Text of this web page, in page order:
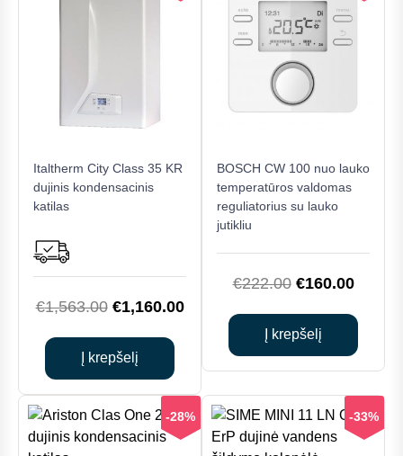
Italtherm City Class 35 KR
dujinis kondensacinis
katilas
€1,563.00 Original
was:
€1,563.00.
€1,160.00Current
Į krepšelį
BOSCH CW 100 nuo lauko
temperatūros valdomas
reguliatorius su lauko
jutikliu
€222.00 Original
was:
€222.00.
€160.00
Į krepšelį
-28% -33%